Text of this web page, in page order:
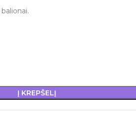
Į KREPŠELĮ